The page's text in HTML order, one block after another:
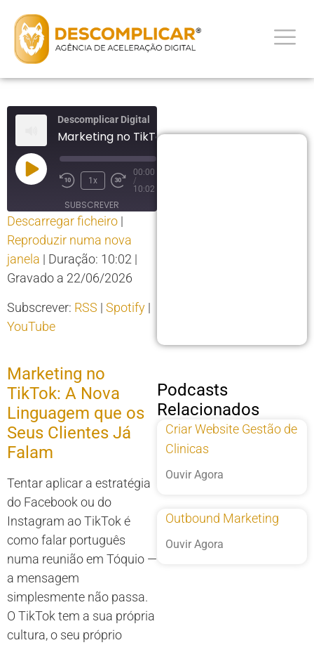
Descomplicar Digital
Marketing no TikTok
1x
00:00
/
10:02
SUBSCREVER
PARTILHAR
RSS Spotify
YouTube
RSS FEED
PARTILHAR
LIGAÇÃO
Descarregar ficheiro |
Reproduzir numa nova
janela | Duração: 10:02 |
Gravado a 22/06/2026
Subscrever: RSS | Spotify |
YouTube
Marketing no
TikTok: A Nova
Linguagem que os
Seus Clientes Já
Falam
Tentar aplicar a estratégia
do Facebook ou do
Instagram ao TikTok é
como falar português
numa reunião em Tóquio —
a mensagem
simplesmente não passa.
O TikTok tem a sua própria
cultura, o seu próprio
Podcasts
Relacionados
Criar Website Gestão de
Clinicas
Ouvir Agora
Outbound Marketing
Ouvir Agora